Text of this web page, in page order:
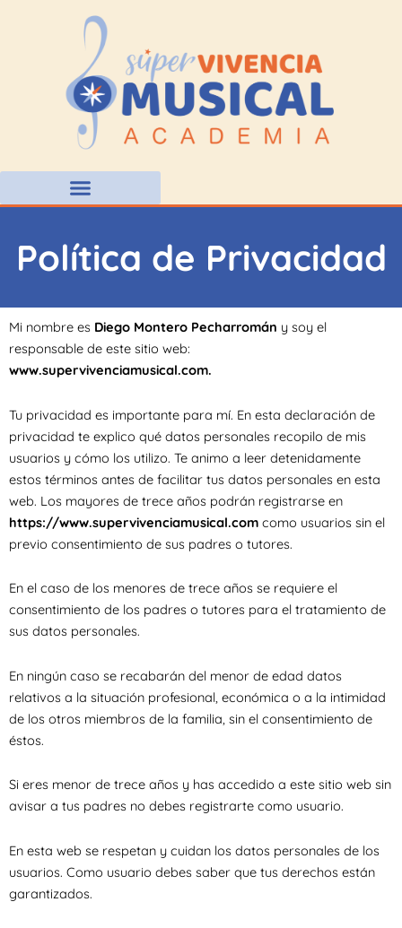
Política de Privacidad
Mi nombre es Diego Montero Pecharromán y soy el
responsable de este sitio web:
www.supervivenciamusical.com.
Tu privacidad es importante para mí. En esta declaración de
privacidad te explico qué datos personales recopilo de mis
usuarios y cómo los utilizo. Te animo a leer detenidamente
estos términos antes de facilitar tus datos personales en esta
web. Los mayores de trece años podrán registrarse en
https://www.supervivenciamusical.com como usuarios sin el
previo consentimiento de sus padres o tutores.
En el caso de los menores de trece años se requiere el
consentimiento de los padres o tutores para el tratamiento de
sus datos personales.
En ningún caso se recabarán del menor de edad datos
relativos a la situación profesional, económica o a la intimidad
de los otros miembros de la familia, sin el consentimiento de
éstos.
Si eres menor de trece años y has accedido a este sitio web sin
avisar a tus padres no debes registrarte como usuario.
En esta web se respetan y cuidan los datos personales de los
usuarios. Como usuario debes saber que tus derechos están
garantizados.